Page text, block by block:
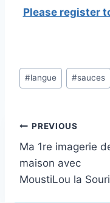
Please register
Post
Tags:
#langue #sauces
Post
navigation
PREVIOUS
Ma 1re imagerie
maison avec
MoustiLou la